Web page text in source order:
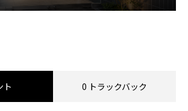
ト 0 トラックバック